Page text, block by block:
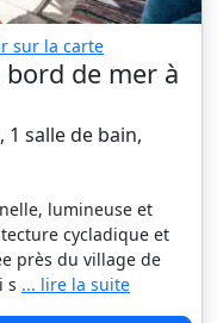
sur la carte
de mer à
1 salle de bain,
lumineuse et
cycladique et
près du village de
s ... lire la suite